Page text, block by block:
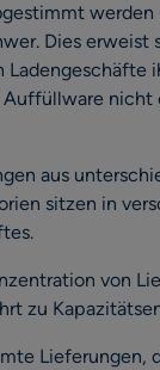
werden
Dies erweist
nicht
aus
sitzen in
von
zu
Lieferungen,